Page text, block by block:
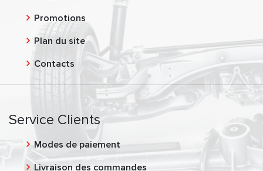
Promotions
Plan du site
Contacts
Service Clients
Modes de paiement
Livraison des commandes